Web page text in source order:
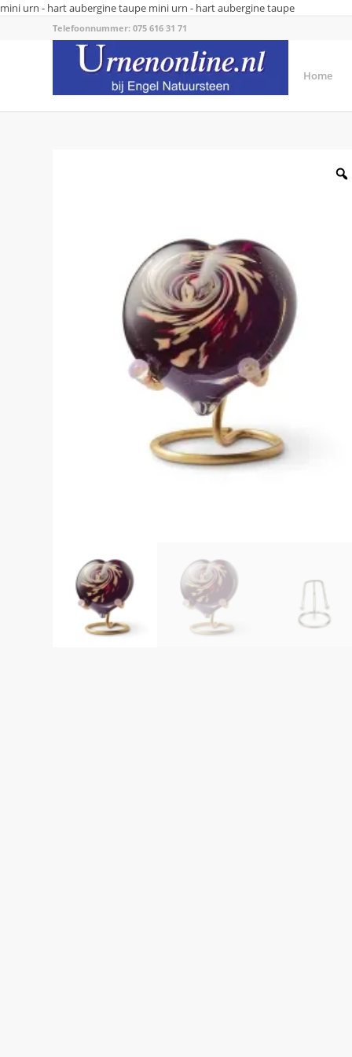
mini urn - hart aubergine taupe mini urn - hart aubergine taupe
Telefoonnummer: 075 616 31 71
Home